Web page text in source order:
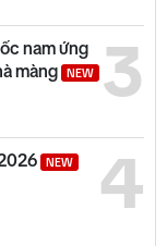
3
nam ứng
màng
NEW
4
NEW